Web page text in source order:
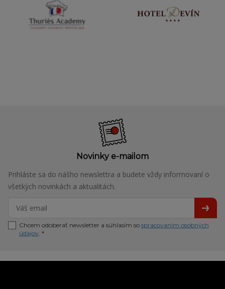
Novinky e-mailom
Prihláste sa do nášho newslettra a budete vždy informovaní o
všetkých novinkách a aktualitách.
Chcem odoberať newsletter a súhlasím so spracovaním osobných
údajov . *